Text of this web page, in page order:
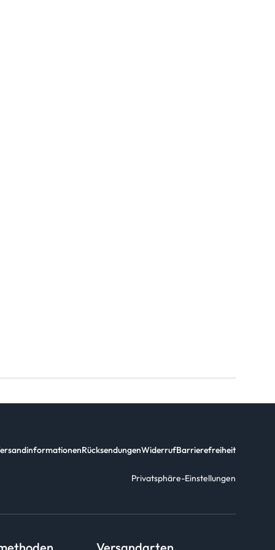
RücksendungenWiderrufBarrierefreiheit
Privatsphäre-Einstellungen